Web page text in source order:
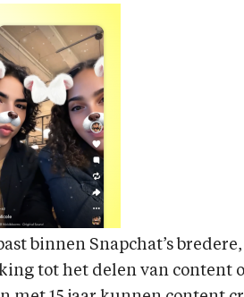
binnen Snapchat’s
tot het delen van content